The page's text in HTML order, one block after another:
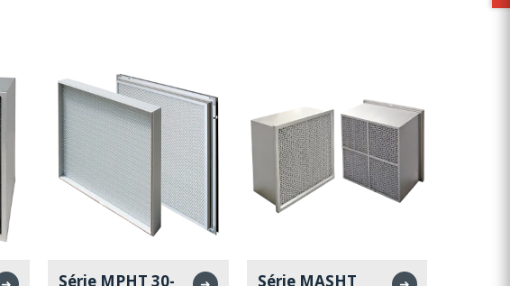
Série MPHT 30- Série MASHT